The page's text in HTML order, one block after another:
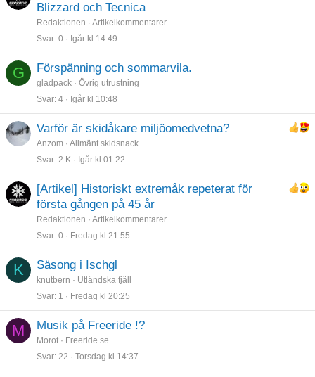
Blizzard och Tecnica
Redaktionen
Artikelkommentarer
Svar 0 Igår kl 14:49
G Förspänning och sommarvila.
gladpack
Övrig utrustning
Svar 4 Igår kl 10:48
Varför är skidåkare miljöomedvetna?
Anzom
Allmänt skidsnack
Svar 2 K Igår kl 01:22
[Artikel] Historiskt extremåk repeterat för
första gången på 45 år
Redaktionen
Artikelkommentarer
Svar 0 Fredag kl 21:55
K Säsong i Ischgl
knutbern
Utländska fjäll
Svar 1 Fredag kl 20:25
M Musik på Freeride !?
Morot
Freeride.se
Svar 22 Torsdag kl 14:37